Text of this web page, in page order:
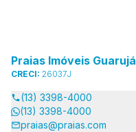
Praias Imóveis Guarujá
CRECI: 26037J
(13) 3398-4000
(13) 3398-4000
praias@praias.com